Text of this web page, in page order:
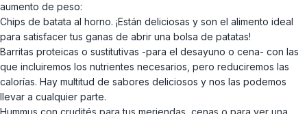
aumento de peso:
Chips de batata al horno. ¡Están deliciosas y son el alimento ideal
para satisfacer tus ganas de abrir una bolsa de patatas!
Barritas proteicas o sustitutivas -para el desayuno o cena- con las
que incluiremos los nutrientes necesarios, pero reduciremos las
calorías. Hay multitud de sabores deliciosos y nos las podemos
llevar a cualquier parte.